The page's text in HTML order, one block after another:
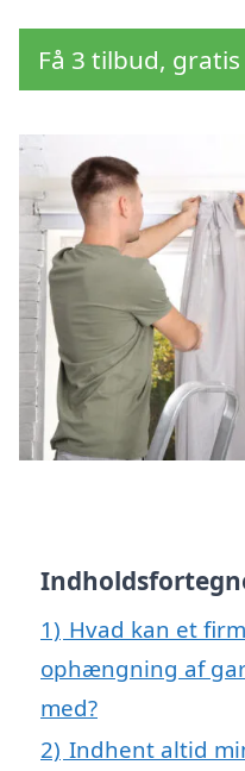
Få 3 tilbud,
1) Hvad kan et
ophængning af
med?
2) Indhent altid